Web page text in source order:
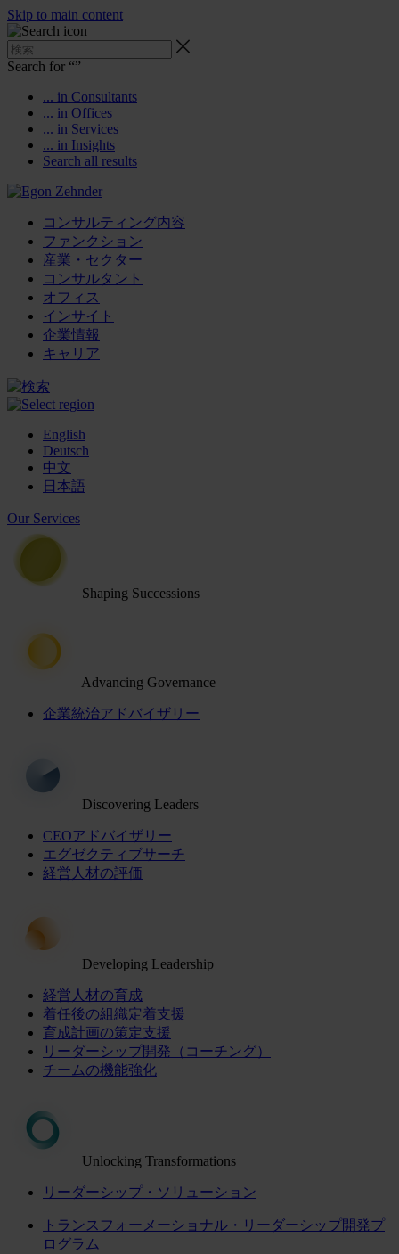
Skip to main content
Search for “”
... in Consultants
... in Offices
... in Services
... in Insights
Search all results
コンサルティング内容
ファンクション
産業・セクター
コンサルタント
オフィス
インサイト
企業情報
キャリア
English
Deutsch
中文
日本語
Our Services
Shaping Successions
Advancing Governance
企業統治アドバイザリー
Discovering Leaders
CEOアドバイザリー
エグゼクティブサーチ
経営人材の評価
Developing Leadership
経営人材の育成
着任後の組織定着支援
育成計画の策定支援
リーダーシップ開発（コーチング）
チームの機能強化
Unlocking Transformations
リーダーシップ・ソリューション
トランスフォーメーショナル・リーダーシップ開発プ
ログラム